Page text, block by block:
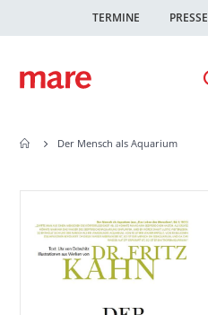
TERMINE PRESSE
Der Mensch als Aquarium
Ende
Bildgalerie
Anfang
Bildgalerie